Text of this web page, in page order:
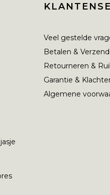
Veel gestelde
Betalen &
Retourneren &
Garantie &
Algemene